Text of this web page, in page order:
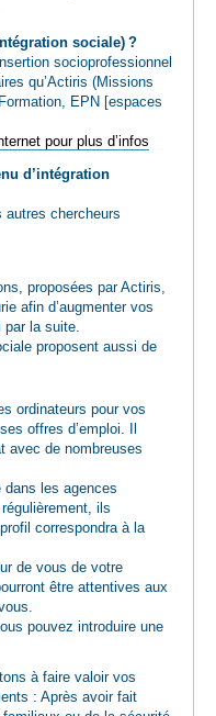
sociale) ?
socioprofessionnel
qu’Actiris (Missions
EPN [espaces
pour plus d’infos
d’intégration
chercheurs
proposées par Actiris,
afin d’augmenter vos
par la suite.
proposent aussi de
ordinateurs pour vos
offres d’emploi. Il
avec de nombreuses
les agences
ils
correspondra à la
de vous de votre
être attentives aux
pouvez introduire une
à faire valoir vos
: Après avoir fait